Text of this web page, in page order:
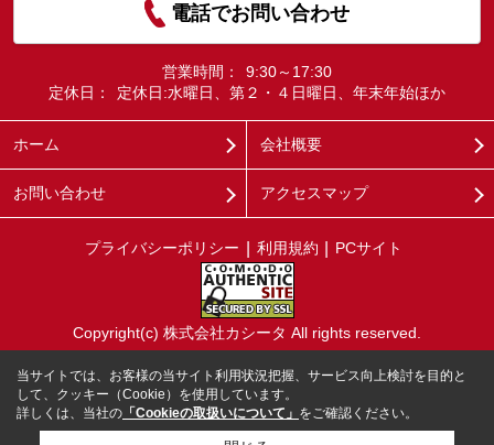
電話でお問い合わせ
営業時間：
9:30～17:30
定休日：
定休日:水曜日、第２・４日曜日、年末年始ほか
ホーム 会社概要
お問い合わせ アクセスマップ
プライバシーポリシー 利用規約 PCサイト
Copyright(c) 株式会社カシータ All rights reserved.
当サイトでは、お客様の当サイト利用状況把握、サービス向上検討を目的と
して、クッキー（Cookie）を使用しています。
詳しくは、当社の 「Cookieの取扱いについて」 をご確認ください。